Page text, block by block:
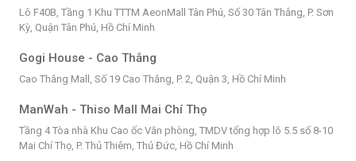
Lô F40B, Tầng 1 Khu TTTM AeonMall Tân Phú, Số 30 Tân Thắng, P. Sơn
Kỳ, Quận Tân Phú, Hồ Chí Minh
Gogi House - Cao Thắng
Cao Thắng Mall, Số 19 Cao Thắng, P. 2, Quận 3, Hồ Chí Minh
ManWah - Thiso Mall Mai Chí Thọ
Tầng 4 Tòa nhà Khu Cao ốc Văn phòng, TMDV tổng hợp lô 5.5 số 8-10
Mai Chí Thọ, P. Thủ Thiêm, Thủ Đức, Hồ Chí Minh